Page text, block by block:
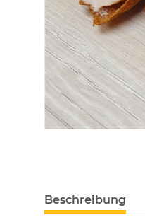
Beschreibung